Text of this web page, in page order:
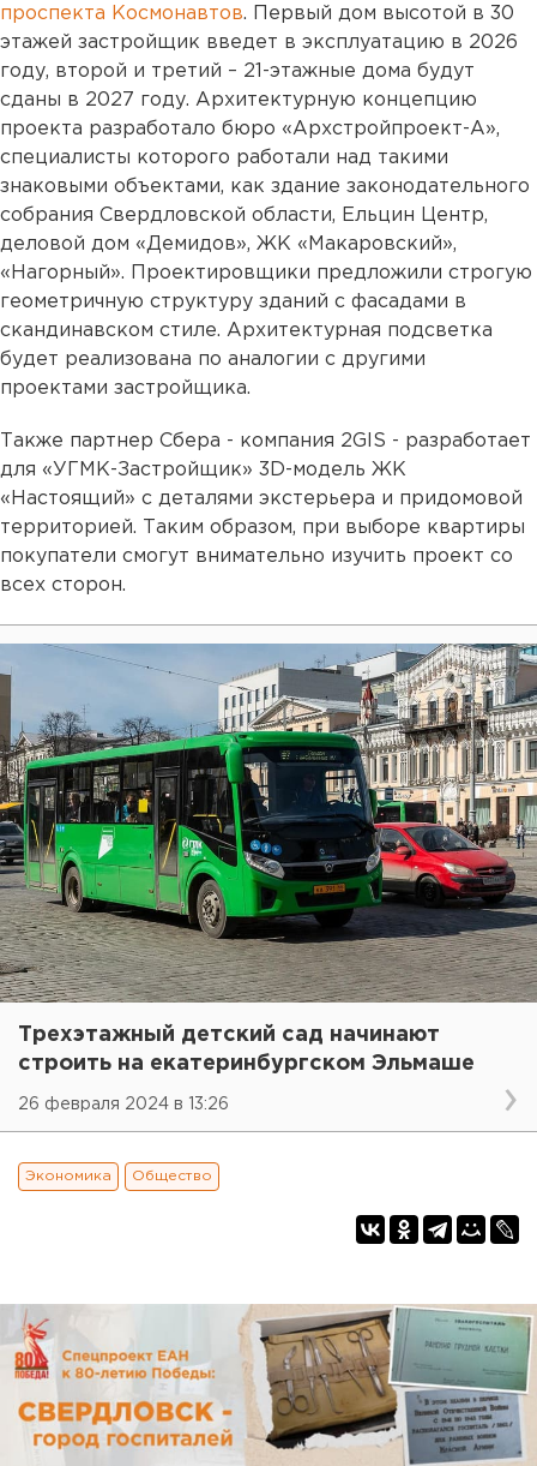
проспекта Космонавтов. Первый дом высотой в 30
этажей застройщик введет в эксплуатацию в 2026
году, второй и третий – 21-этажные дома будут
сданы в 2027 году. Архитектурную концепцию
проекта разработало бюро «Архстройпроект-А»,
специалисты которого работали над такими
знаковыми объектами, как здание законодательного
собрания Свердловской области, Ельцин Центр,
деловой дом «Демидов», ЖК «Макаровский»,
«Нагорный». Проектировщики предложили строгую
геометричную структуру зданий с фасадами в
скандинавском стиле. Архитектурная подсветка
будет реализована по аналогии с другими
проектами застройщика.
Также партнер Сбера - компания 2GIS - разработает
для «УГМК-Застройщик» 3D-модель ЖК
«Настоящий» с деталями экстерьера и придомовой
территорией. Таким образом, при выборе квартиры
покупатели смогут внимательно изучить проект со
всех сторон.
Трехэтажный детский сад начинают
строить на екатеринбургском Эльмаше
26 февраля 2024 в 13:26
Экономика Общество